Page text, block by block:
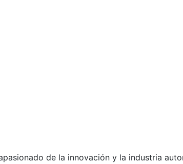
de la innovación y la industria